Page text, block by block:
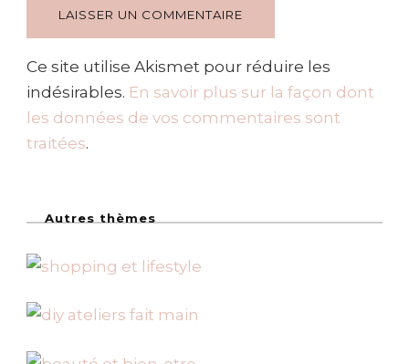
Ce site utilise Akismet pour réduire les
indésirables. En savoir plus sur la façon dont
les données de vos commentaires sont
traitées.
Autres thèmes